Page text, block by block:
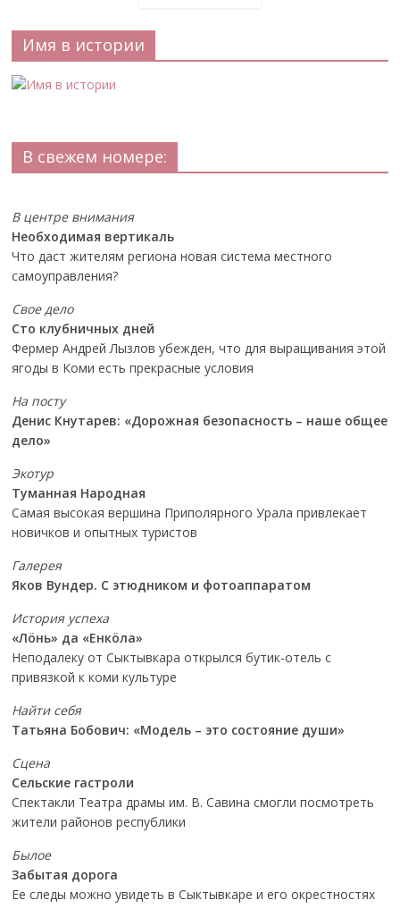
Имя в истории
В свежем номере:
В центре внимания
Необходимая вертикаль
Что даст жителям региона новая система местного
самоуправления?
Свое дело
Сто клубничных дней
Фермер Андрей Лызлов убежден, что для выращивания этой
ягоды в Коми есть прекрасные условия
На посту
Денис Кнутарев: «Дорожная безопасность – наше общее
дело»
Экотур
Туманная Народная
Самая высокая вершина Приполярного Урала привлекает
новичков и опытных туристов
Галерея
Яков Вундер. С этюдником и фотоаппаратом
История успеха
«Лöнь» да «Енкöла»
Неподалеку от Сыктывкара открылся бутик-отель с
привязкой к коми культуре
Найти себя
Татьяна Бобович: «Модель – это состояние души»
Сцена
Сельские гастроли
Спектакли Театра драмы им. В. Савина смогли посмотреть
жители районов республики
Былое
Забытая дорога
Ее следы можно увидеть в Сыктывкаре и его окрестностях